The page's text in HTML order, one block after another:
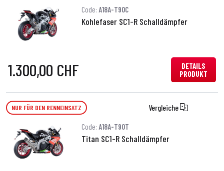
Code: A18A-T90C
Kohlefaser SC1-R Schalldämpfer
1.300,00 CHF
DETAILS
PRODUKT
NUR FÜR DEN RENNEINSATZ Vergleiche
Code: A18A-T90T
Titan SC1-R Schalldämpfer